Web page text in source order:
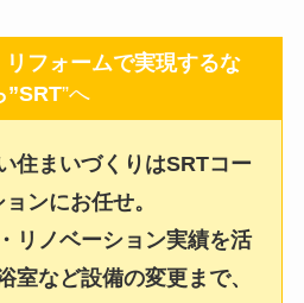
フォームで実現するな
”SRT”へ
住まいづくりはSRTコー
ンにお任せ。
リノベーション実績を活
室など設備の変更まで、